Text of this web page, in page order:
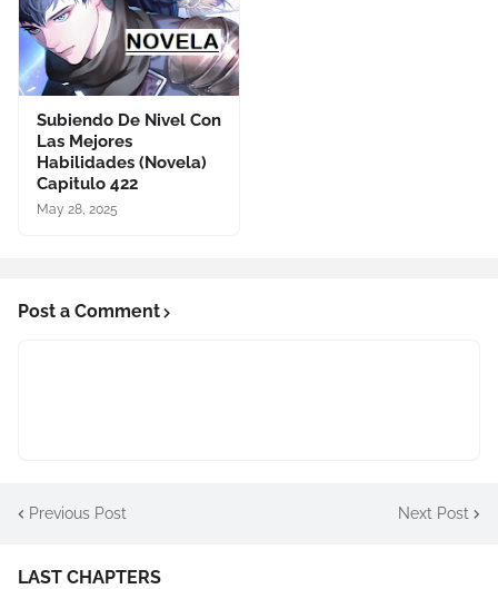
Subiendo De Nivel Con
Las Mejores
Habilidades (Novela)
Capitulo 422
May 28, 2025
Post a Comment
Previous Post Next Post
LAST CHAPTERS